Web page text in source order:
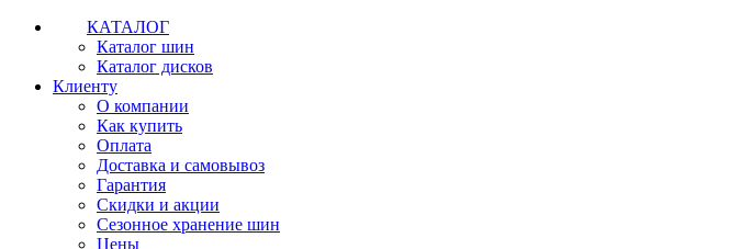
КАТАЛОГ
Каталог шин
Каталог дисков
Клиенту
О компании
Как купить
Оплата
Доставка и самовывоз
Гарантия
Скидки и акции
Сезонное хранение шин
Цены